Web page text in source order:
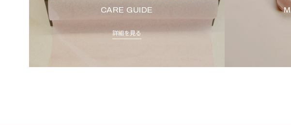
CARE GUIDE
詳細を見る